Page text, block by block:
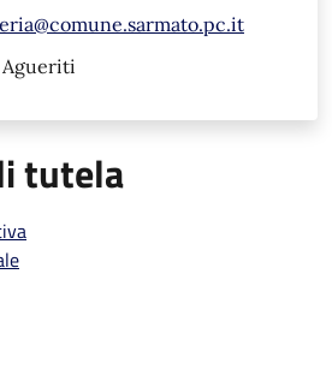
Agueriti
tutela